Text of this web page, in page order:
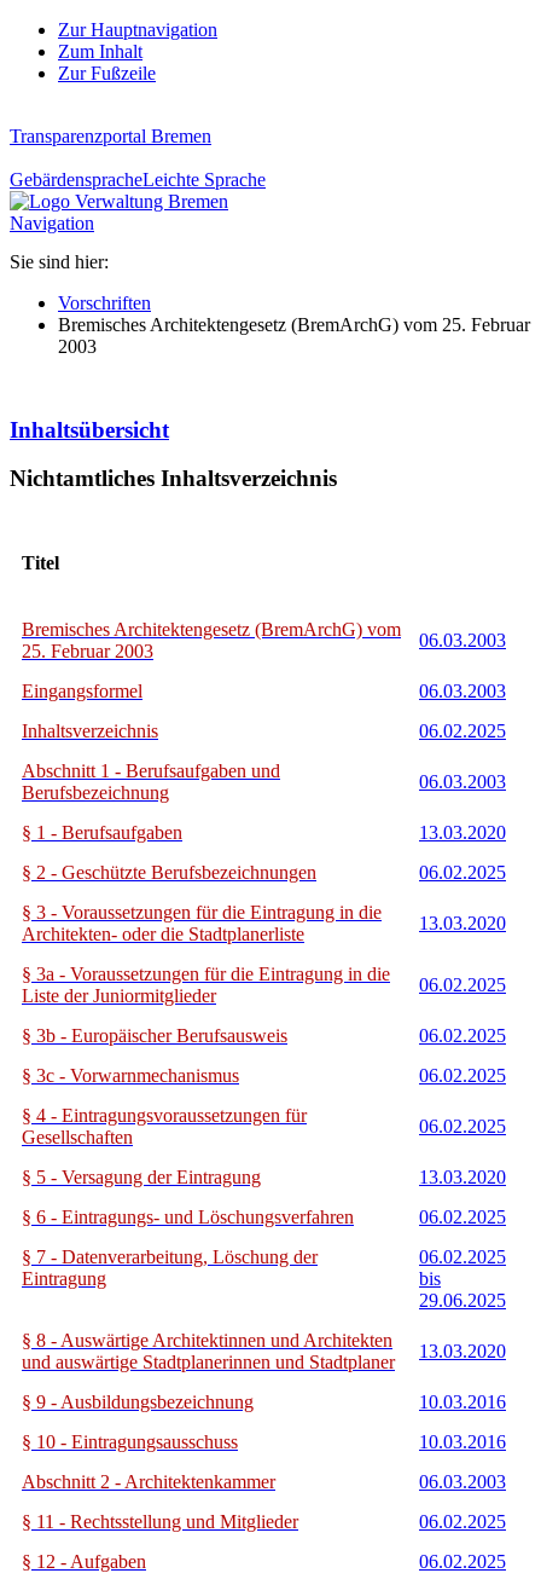
Zur Hauptnavigation
Zum Inhalt
Zur Fußzeile
Transparenzportal Bremen
GebärdenspracheLeichte Sprache
Navigation
Sie sind hier:
Vorschriften
Bremisches Architektengesetz (BremArchG) vom 25. Februar
2003
Inhaltsübersicht
Nichtamtliches Inhaltsverzeichnis
Titel
Bremisches Architektengesetz (BremArchG) vom
25. Februar 2003
06.03.2003
Eingangsformel
06.03.2003
Inhaltsverzeichnis
06.02.2025
Abschnitt 1 - Berufsaufgaben und
Berufsbezeichnung
06.03.2003
§ 1 - Berufsaufgaben
13.03.2020
§ 2 - Geschützte Berufsbezeichnungen
06.02.2025
§ 3 - Voraussetzungen für die Eintragung in die
Architekten- oder die Stadtplanerliste
13.03.2020
§ 3a - Voraussetzungen für die Eintragung in die
Liste der Juniormitglieder
06.02.2025
§ 3b - Europäischer Berufsausweis
06.02.2025
§ 3c - Vorwarnmechanismus
06.02.2025
§ 4 - Eintragungsvoraussetzungen für
Gesellschaften
06.02.2025
§ 5 - Versagung der Eintragung
13.03.2020
§ 6 - Eintragungs- und Löschungsverfahren
06.02.2025
§ 7 - Datenverarbeitung, Löschung der
Eintragung
06.02.2025
bis
29.06.2025
§ 8 - Auswärtige Architektinnen und Architekten
und auswärtige Stadtplanerinnen und Stadtplaner
13.03.2020
§ 9 - Ausbildungsbezeichnung
10.03.2016
§ 10 - Eintragungsausschuss
10.03.2016
Abschnitt 2 - Architektenkammer
06.03.2003
§ 11 - Rechtsstellung und Mitglieder
06.02.2025
§ 12 - Aufgaben
06.02.2025